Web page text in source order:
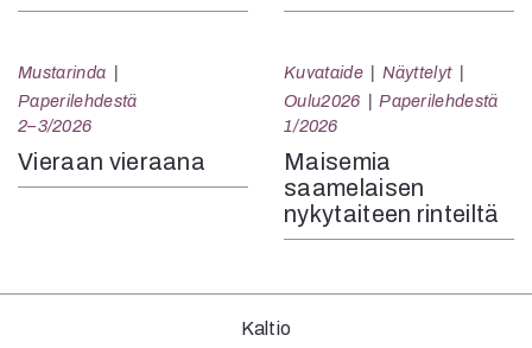
Mustarinda
Paperilehdestä
2–3/2026
Vieraan vieraana
Kuvataide
Näyttelyt
Oulu2026
Paperilehdestä
1/2026
Maisemia
saamelaisen
nykytaiteen rinteiltä
Kaltio